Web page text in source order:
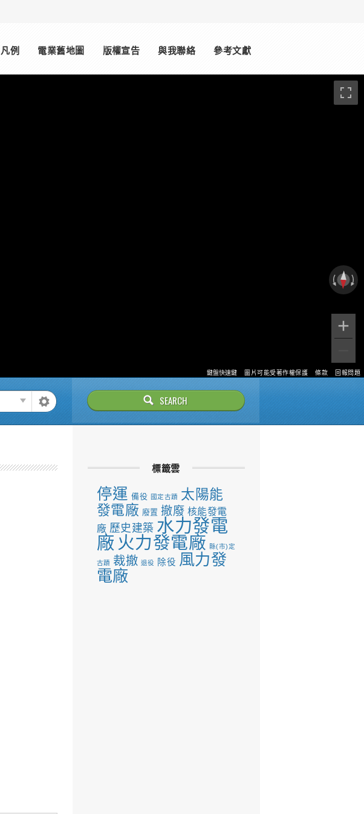
凡例 電業舊地圖 版權宣告 與我聯絡 參考文獻
鍵盤快速鍵 圖片可能受著作權保護 條款 回報問題
標籤雲
停運 備役 國定古蹟 太陽能
發電廠 廢置 撤廢 核能發電
廠 歷史建築 水力發電
廠 火力發電廠 縣(市)定
古蹟 裁撤 退役 除役 風力發
電廠